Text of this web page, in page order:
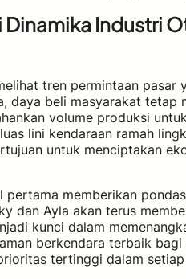
Industri
tren permintaan pasar
daya beli masyarakat tetap
volume produksi
lini kendaraan ramah
untuk menciptakan
memberikan
dan Ayla akan terus
kunci dalam
berkendara terbaik
tertinggi dalam setiap